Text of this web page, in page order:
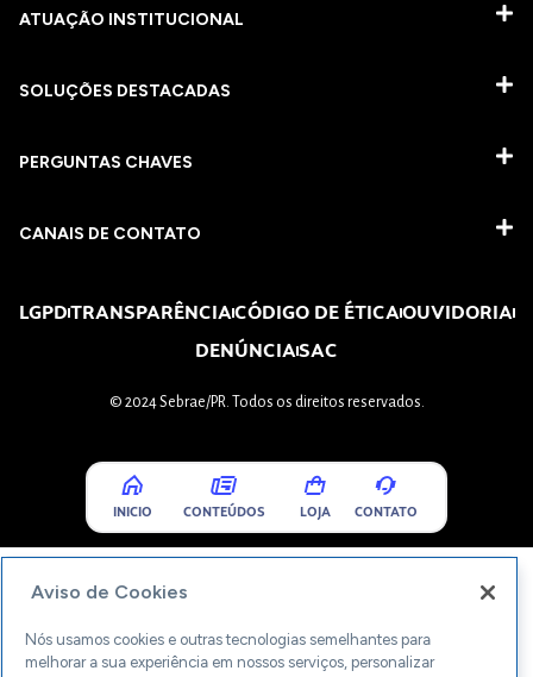
ATUAÇÃO INSTITUCIONAL
SOLUÇÕES DESTACADAS
PERGUNTAS CHAVES​
CANAIS DE CONTATO
LGPDTRANSPARÊNCIACÓDIGO DE ÉTICAOUVIDORIA
DENÚNCIASAC
© 2024 Sebrae/PR. Todos os direitos reservados.
INICIO CONTEÚDOS LOJA CONTATO
Aviso de Cookies
Nós usamos cookies e outras tecnologias semelhantes para
melhorar a sua experiência em nossos serviços, personalizar